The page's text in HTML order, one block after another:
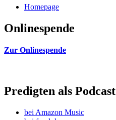
Homepage
Onlinespende
Zur Onlinespende
Predigten als Podcast
bei Amazon Music